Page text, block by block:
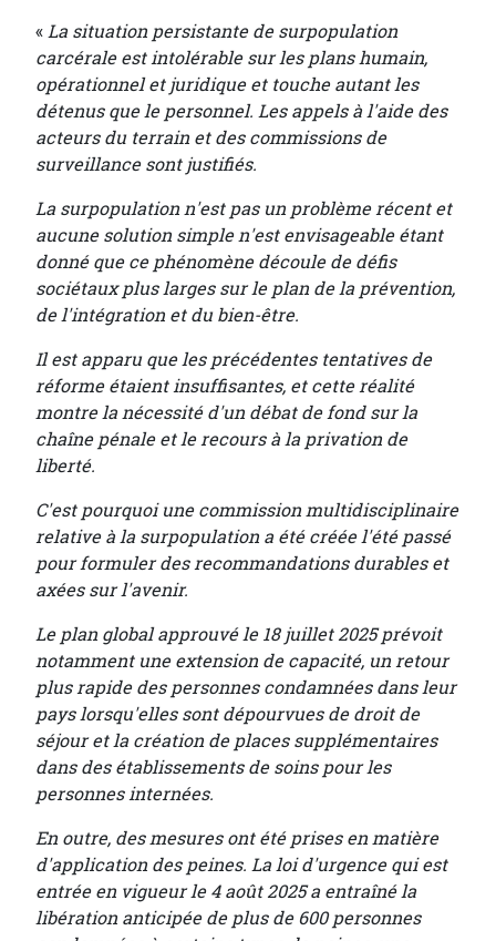
«La situation persistante de surpopulation
carcérale est intolérable sur les plans humain,
opérationnel et juridique et touche autant les
détenus que le personnel. Les appels à l'aide des
acteurs du terrain et des commissions de
surveillance sont justifiés.
La surpopulation n'est pas un problème récent et
aucune solution simple n'est envisageable étant
donné que ce phénomène découle de défis
sociétaux plus larges sur le plan de la prévention,
de l'intégration et du bien-être.
Il est apparu que les précédentes tentatives de
réforme étaient insuffisantes, et cette réalité
montre la nécessité d'un débat de fond sur la
chaîne pénale et le recours à la privation de
liberté.
C'est pourquoi une commission multidisciplinaire
relative à la surpopulation a été créée l'été passé
pour formuler des recommandations durables et
axées sur l'avenir.
Le plan global approuvé le 18 juillet 2025 prévoit
notamment une extension de capacité, un retour
plus rapide des personnes condamnées dans leur
pays lorsqu'elles sont dépourvues de droit de
séjour et la création de places supplémentaires
dans des établissements de soins pour les
personnes internées.
En outre, des mesures ont été prises en matière
d'application des peines. La loi d'urgence qui est
entrée en vigueur le 4 août 2025 a entraîné la
libération anticipée de plus de 600 personnes